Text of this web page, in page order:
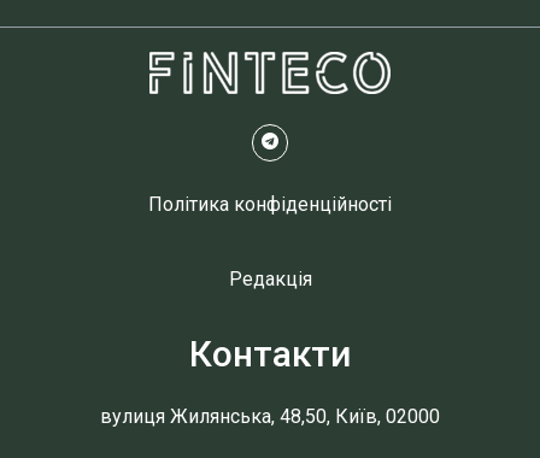
Політика конфіденційності
Редакція
Контакти
вулиця Жилянська, 48,50, Київ, 02000